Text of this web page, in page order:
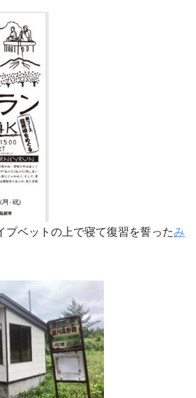
プベットの上で寝て復習を誓ったみ